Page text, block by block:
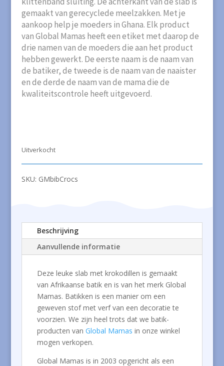
gemaakt van gerecyclede meelzakken. Met je
aankoop help je moeders in Ghana. Elk product
van Global Mamas heeft een etiket met daarop de
drie namen van de moeders die aan het product
hebben gewerkt. De eerste naam is de naam van
de batiker, de tweede is de naam van de naaister
en de derde de naam van de mama die de
kwaliteitscontrole heeft uitgevoerd.
Uitverkocht
SKU: GMbibCrocs
Beschrijving
Aanvullende informatie
Deze leuke slab met krokodillen is gemaakt
van Afrikaanse batik en is van het merk Global
Mamas. Batikken is een manier om een
geweven stof met verf van een decoratie te
voorzien. We zijn heel trots dat we batik-
producten van Global Mamas in onze winkel
mogen verkopen.
Global Mamas is in 2003 opgericht als een